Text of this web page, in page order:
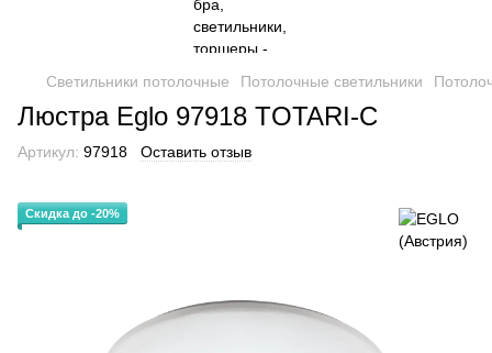
Светильники потолочные Потолочные светильники
Люстра Eglo 97918 TOTARI-C
Артикул: 97918 Оставить отзыв
Скидка до -20%